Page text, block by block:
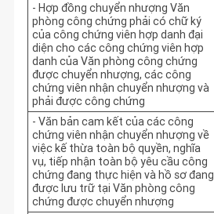
- Hợp đồng chuyển nhượng Văn
phòng công chứng phải có chữ ký
của công chứng viên hợp danh đại
diện cho các công chứng viên hợp
danh của Văn phòng công chứng
được chuyển nhượng, các công
chứng viên nhận chuyển nhượng và
phải được công chứng
- Văn bản cam kết của các công
chứng viên nhận chuyển nhượng về
việc kế thừa toàn bộ quyền, nghĩa
vụ, tiếp nhận toàn bộ yêu cầu công
chứng đang thực hiện và hồ sơ đang
được lưu trữ tại Văn phòng công
chứng được chuyển nhượng